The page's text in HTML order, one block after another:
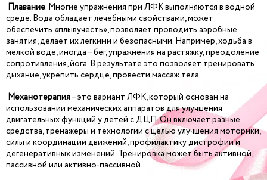
Плавание. Многие упражнения при ЛФК выполняются в водной
среде. Вода обладает лечебными свойствами, может
обеспечить «плывучесть», позволяет проводить аэробные
занятия, делает их легкими и безопасными. Например, ходьба в
мелкой воде, иногда – бег, упражнения на растяжку, преодоление
сопротивления, йога. В результате это позволяет тренировать
дыхание, укрепить сердце, провести массаж тела.
Механотерапия– это вариант ЛФК, который основан на
использовании механических аппаратов для улучшения
двигательных функций у детей с ДЦП. Он включает разные
средства, тренажеры и технологии с целью улучшения моторики,
силы и координации движений, профилактику дистрофии и
дегенеративных изменений. Тренировка может быть активной,
пассивной или активно-пассивной.